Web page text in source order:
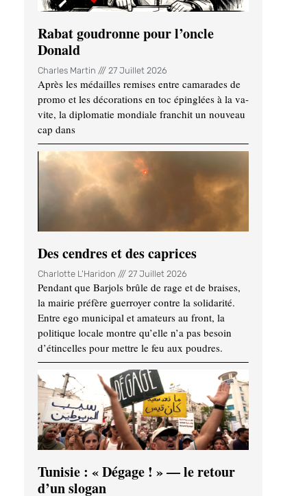
Rabat goudronne pour l’oncle
Donald
Charles Martin 27 Juillet 2026
Après les médailles remises entre camarades de
promo et les décorations en toc épinglées à la va-
vite, la diplomatie mondiale franchit un nouveau
cap dans
Des cendres et des caprices
Charlotte L'Haridon 27 Juillet 2026
Pendant que Barjols brûle de rage et de braises,
la mairie préfère guerroyer contre la solidarité.
Entre ego municipal et amateurs au front, la
politique locale montre qu’elle n’a pas besoin
d’étincelles pour mettre le feu aux poudres.
Tunisie : « Dégage ! » — le retour
d’un slogan